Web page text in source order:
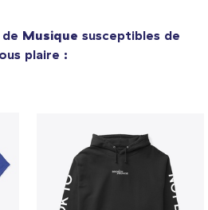
Musique susceptibles de
plaire :